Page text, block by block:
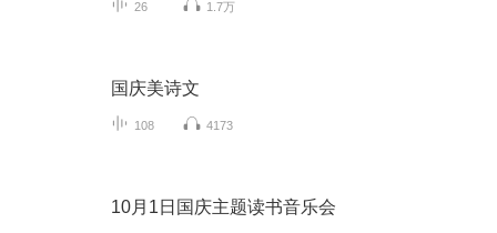
26 1.7万
国庆美诗文
108 4173
10月1日国庆主题读书音乐会